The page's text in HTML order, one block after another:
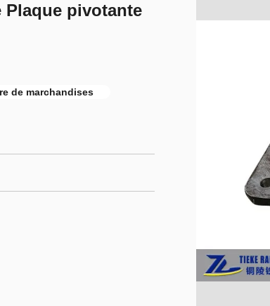
Plaque pivotante
de marchandises